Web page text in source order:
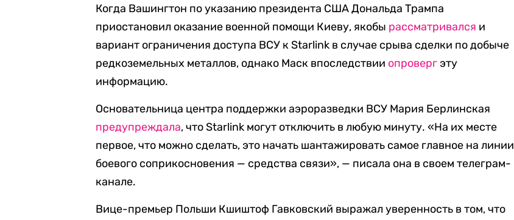
Когда Вашингтон по указанию президента США Дональда Трампа
приостановил оказание военной помощи Киеву, якобы рассматривался и
вариант ограничения доступа ВСУ к Starlink в случае срыва сделки по добыче
редкоземельных металлов, однако Маск впоследствии опроверг эту
информацию.
Основательница центра поддержки аэроразведки ВСУ Мария Берлинская
предупреждала, что Starlink могут отключить в любую минуту. «На их месте
первое, что можно сделать, это начать шантажировать самое главное на линии
боевого соприкосновения — средства связи», — писала она в своем телеграм-
канале.
Вице-премьер Польши Кшиштоф Гавковский выражал уверенность в том, что